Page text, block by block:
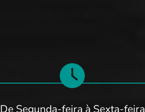
De Segunda-feira à Sexta-feira